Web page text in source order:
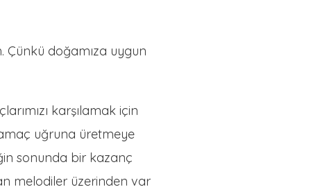
Çünkü doğamıza uygun
karşılamak için
uğruna üretmeye
sonunda bir kazanç
melodiler üzerinden var